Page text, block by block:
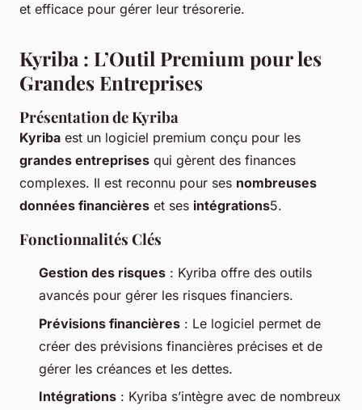
et efficace pour gérer leur trésorerie.
Kyriba : L’Outil Premium pour les
Grandes Entreprises
Présentation de Kyriba
Kyriba est un logiciel premium conçu pour les
grandes entreprises qui gèrent des finances
complexes. Il est reconnu pour ses nombreuses
données financières et ses intégrations5.
Fonctionnalités Clés
Gestion des risques : Kyriba offre des outils
avancés pour gérer les risques financiers.
Prévisions financières : Le logiciel permet de
créer des prévisions financières précises et de
gérer les créances et les dettes.
Intégrations : Kyriba s’intègre avec de nombreux